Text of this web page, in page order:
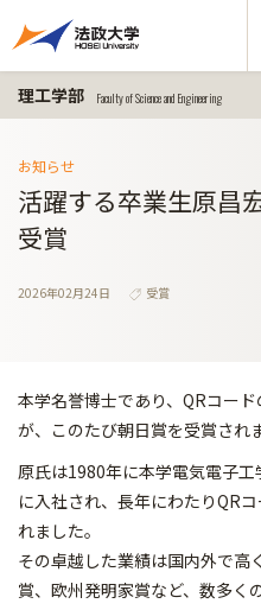
理工学部 Faculty of Science and Engineering
お知らせ
活躍する卒業生原昌
受賞
2026年02月24日
受賞
本学名誉博士であり、QRコー
が、このたび朝日賞を受賞され
原氏は1980年に本学電気電子
に入社され、長年にわたりQR
れました。
その卓越した業績は国内外で高
賞、欧州発明家賞など、数多く